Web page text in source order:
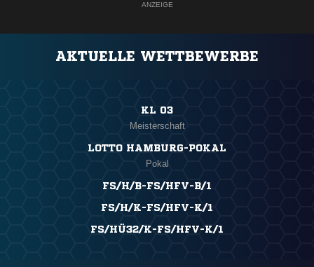
ANZEIGE
AKTUELLE WETTBEWERBE
KL 03
Meisterschaft
LOTTO HAMBURG-POKAL
Pokal
FS/H/B-FS/HFV-B/1
FS/H/K-FS/HFV-K/1
FS/HÜ32/K-FS/HFV-K/1